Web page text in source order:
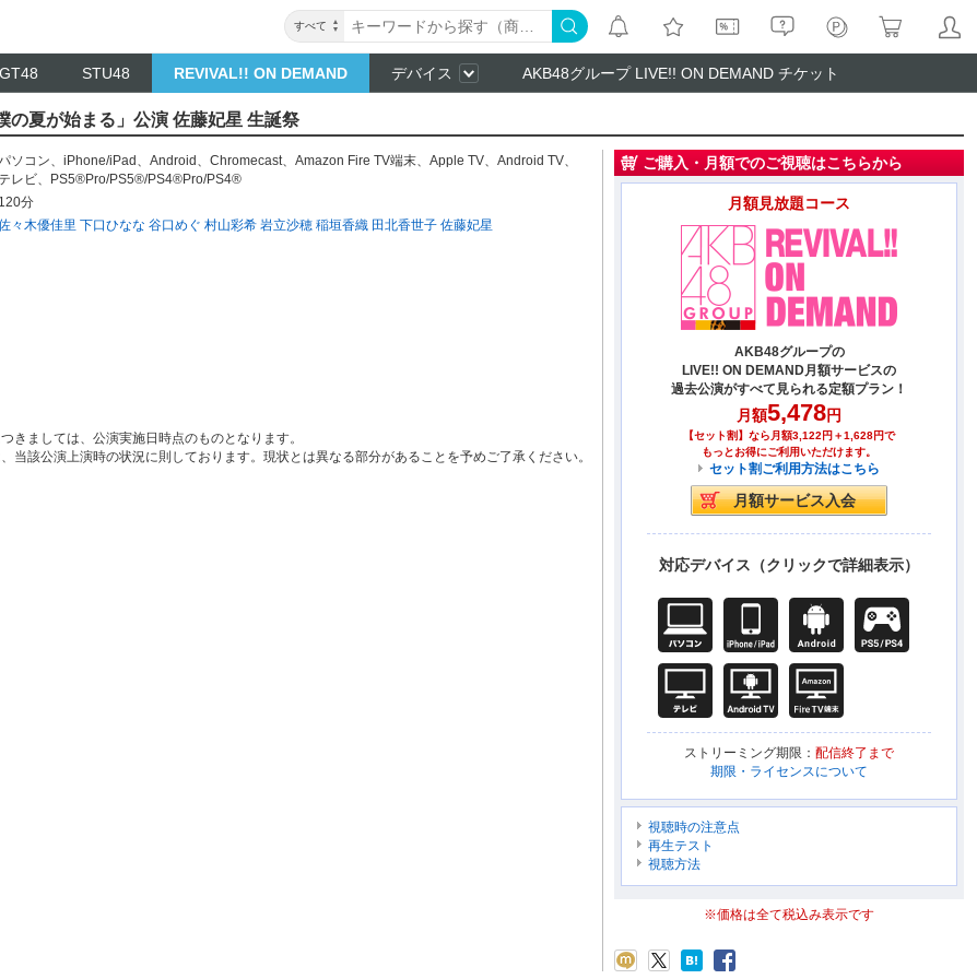
すべて
STU48 REVIVAL!! ON DEMAND デバイス AKB48グループ LIVE!! ON DEMAND チケット
夏が始まる」公演 佐藤妃星 生誕祭
ソコン、 iPhone/iPad 、 Android 、 Chromecast、 Amazon Fire TV端末、 Apple TV、 Android TV、
テレビ、
PS5®Pro/PS5®/PS4®Pro/PS4®
120分
々木優佳里 下口ひなな 谷口めぐ 村山彩希 岩立沙穂 稲垣香織 田北香世子 佐藤妃星
ましては、公演実施日時点のものとなります。
該公演上演時の状況に則しております。現状とは異なる部分があることを予めご了承ください。
ご購入・月額でのご視聴はこちらから
月額見放題コース
AKB48グループの
LIVE!! ON DEMAND月額サービスの
過去公演がすべて見られる定額プラン！
月額5,478円
【セット割】なら月額3,122円＋1,628円で
もっとお得にご利用いただけます。
セット割ご利用方法はこちら
対応デバイス（クリックで詳細表示）
ストリーミング期限： 配信終了まで
期限・ライセンスについて
視聴時の注意点
再生テスト
視聴方法
※価格は全て税込み表示です